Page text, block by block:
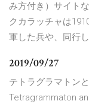
み方付き）サイト
クカラッチャは
軍した兵や、同行
2019/09/27
テトラグラマトン
Tetragrammaton